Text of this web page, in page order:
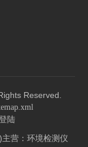
Reserved.
陆
主营：环境检测仪